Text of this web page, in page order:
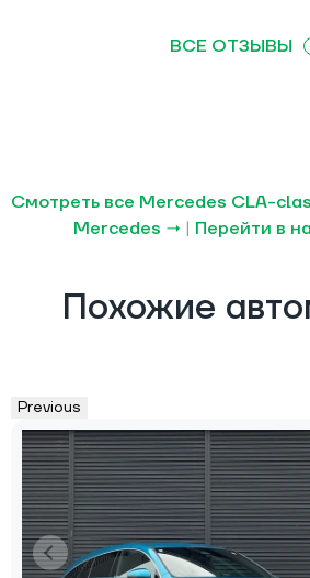
ВСЕ ОТЗЫВЫ
Смотреть все Mercedes CLA-
Mercedes → | Перейти в
Похожие
Previous